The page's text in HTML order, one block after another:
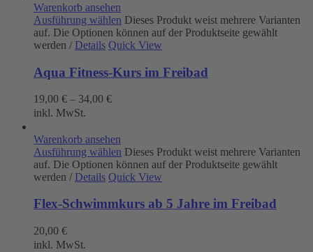
Warenkorb ansehen
Ausführung wählen Dieses Produkt weist mehrere Varianten
auf. Die Optionen können auf der Produktseite gewählt
werden / Details Quick View
Aqua Fitness-Kurs im Freibad
19,00 € – 34,00 €
inkl. MwSt.
Warenkorb ansehen
Ausführung wählen Dieses Produkt weist mehrere Varianten
auf. Die Optionen können auf der Produktseite gewählt
werden / Details Quick View
Flex-Schwimmkurs ab 5 Jahre im Freibad
20,00 €
inkl. MwSt.